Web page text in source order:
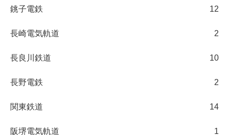
銚子電鉄 12
長崎電気軌道 2
長良川鉄道 10
長野電鉄 2
関東鉄道 14
阪堺電気軌道 1